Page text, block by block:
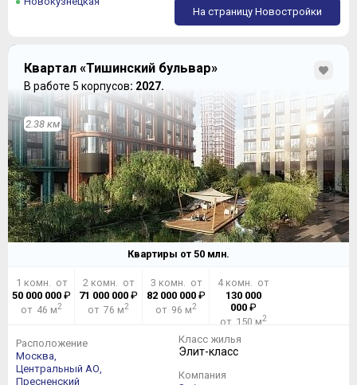
На страницу Новостройки
Квартал «Тишинский бульвар»
В работе 5 корпусов: 2027.
2.38 км
Квартиры от 50 млн.
1 комн. от
50 000 000₽
от 46 м2
2 комн. от
71 000 000 ₽
от 76 м2
3 комн. от
82 000 000₽
от 96 м2
4 комн. от
130 000
000₽
от 150 м2
Расположение
Москва,
Центральный АО,
Пресненский
Класс жилья
Элит-класс
Компания